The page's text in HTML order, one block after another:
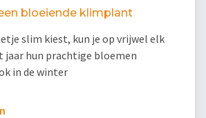
bloeiende klimplant
slim kiest, kun je op vrijwel elk
jaar hun prachtige bloemen
in de winter